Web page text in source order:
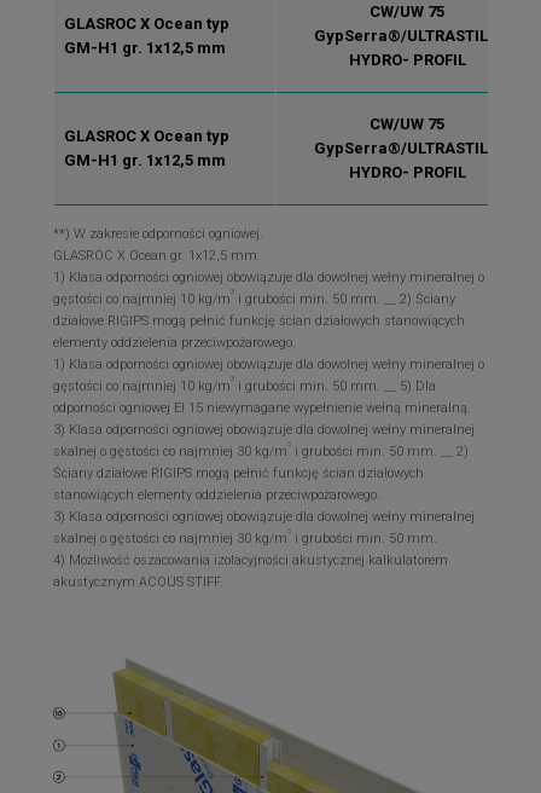
GLASROC X Ocean typ
GM-H1 gr. 1x12,5 mm
CW/UW 75
GypSerra®/ULTRASTIL®
HYDRO- PROFIL
GLASROC X Ocean typ
GM-H1 gr. 1x12,5 mm
CW/UW 75
GypSerra®/ULTRASTIL®
HYDRO- PROFIL
**) W zakresie odporności ogniowej.
GLASROC X Ocean gr. 1x12,5 mm
1) Klasa odporności ogniowej obowiązuje dla dowolnej wełny mineralnej o
gęstości co najmniej 10 kg/m3
i grubości min. 50 mm. __ 2) Ściany
działowe RIGIPS mogą pełnić funkcję ścian działowych stanowiących
elementy oddzielenia przeciwpożarowego.
1) Klasa odporności ogniowej obowiązuje dla dowolnej wełny mineralnej o
gęstości co najmniej 10 kg/m3
i grubości min. 50 mm. __ 5) Dla
odporności ogniowej EI 15 niewymagane wypełnienie wełną mineralną.
3) Klasa odporności ogniowej obowiązuje dla dowolnej wełny mineralnej
skalnej o gęstości co najmniej 30 kg/m3
i grubości min. 50 mm. __ 2)
Ściany działowe RIGIPS mogą pełnić funkcję ścian działowych
stanowiących elementy oddzielenia przeciwpożarowego.
3) Klasa odporności ogniowej obowiązuje dla dowolnej wełny mineralnej
skalnej o gęstości co najmniej 30 kg/m3
i grubości min. 50 mm.
4) Możliwość oszacowania izolacyjności akustycznej kalkulatorem
akustycznym ACOUS STIFF.